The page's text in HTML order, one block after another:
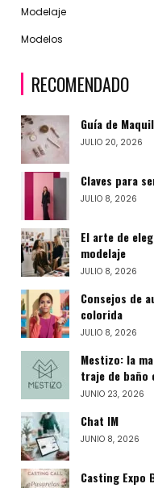
Modelaje
Modelos
RECOMENDADO
Guía de
JULIO 20, 2026
Claves para
JULIO 8, 2026
El arte de
modelaje
JULIO 8, 2026
Consejos de
colorida
JULIO 8, 2026
Mestizo: la
traje de baño
JUNIO 23, 2026
Chat IM
JUNIO 8, 2026
Casting Expo